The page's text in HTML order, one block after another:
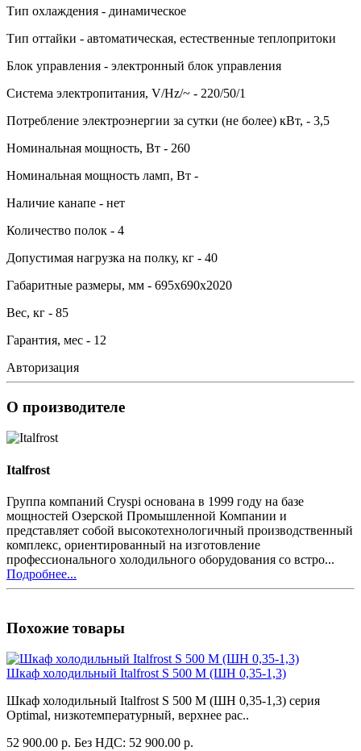
Тип охлаждения - динамическое
Тип оттайки - автоматическая, естественные теплопритоки
Блок управления - электронный блок управления
Система электропитания, V/Hz/~ - 220/50/1
Потребление электроэнергии за сутки (не более) кВт, - 3,5
Номинальная мощность, Вт - 260
Номинальная мощность ламп, Вт -
Наличие канапе - нет
Количество полок - 4
Допустимая нагрузка на полку, кг - 40
Габаритные размеры, мм - 695х690х2020
Вес, кг - 85
Гарантия, мес - 12
Авторизация
О производителе
Italfrost
Группа компаний Cryspi основана в 1999 году на базе
мощностей Озерской Промышленной Компании и
представляет собой высокотехнологичный производственный
комплекс, ориентированный на изготовление
профессионального холодильного оборудования со встро...
Подробнее...
Похожие товары
Шкаф холодильный Italfrost S 500 M (ШН 0,35-1,3)
Шкаф холодильный Italfrost S 500 M (ШН 0,35-1,3) серия
Optimal, низкотемпературный, верхнее рас..
52 900.00 р. Без НДС: 52 900.00 р.